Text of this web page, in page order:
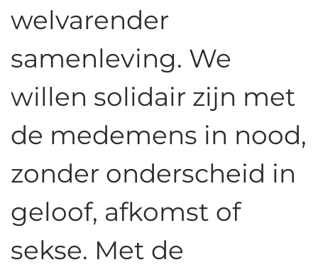
welvarender
samenleving. We
willen solidair zijn met
de medemens in nood,
zonder onderscheid in
geloof, afkomst of
sekse. Met de